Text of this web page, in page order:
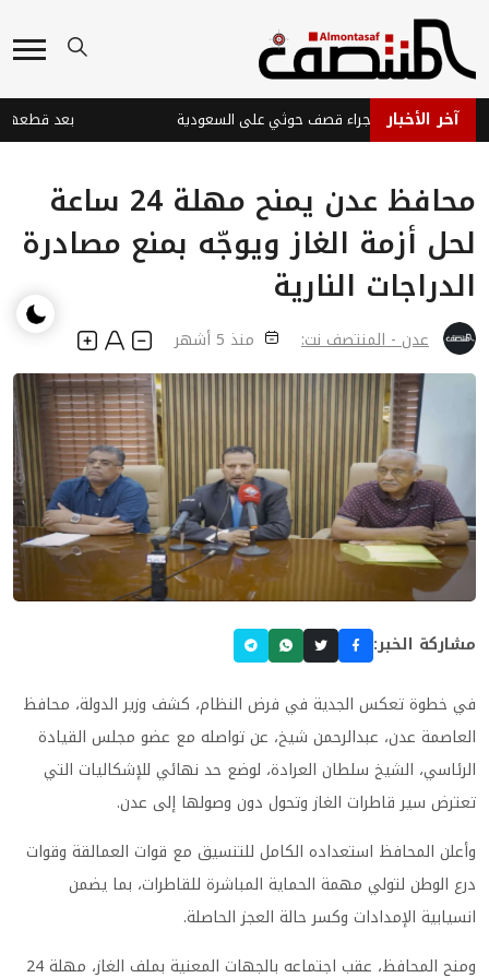
آخر الأخبار
في نجران جراء قصف حوثي على السعودية
محافظ عدن يمنح مهلة 24 ساعة
لحل أزمة الغاز ويوجّه بمنع مصادرة
الدراجات النارية
عدن - المنتصف نت: منذ 5 أشهر
مشاركة الخبر:
في خطوة تعكس الجدية في فرض النظام، كشف وزير الدولة، محافظ
العاصمة عدن، عبدالرحمن شيخ، عن تواصله مع عضو مجلس القيادة
الرئاسي، الشيخ سلطان العرادة، لوضع حد نهائي للإشكاليات التي
تعترض سير قاطرات الغاز وتحول دون وصولها إلى عدن.
وأعلن المحافظ استعداده الكامل للتنسيق مع قوات العمالقة وقوات
درع الوطن لتولي مهمة الحماية المباشرة للقاطرات، بما يضمن
انسيابية الإمدادات وكسر حالة العجز الحاصلة.
ومنح المحافظ، عقب اجتماعه بالجهات المعنية بملف الغاز، مهلة 24